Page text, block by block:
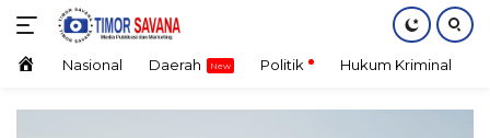
Langsung
konten HomeNasional Daerah Politik Hukum Kriminal